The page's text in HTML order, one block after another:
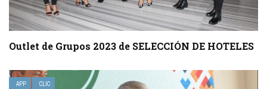
Outlet de Grupos 2023 de SELECCIÓN DE HOTELES
APP CLIC